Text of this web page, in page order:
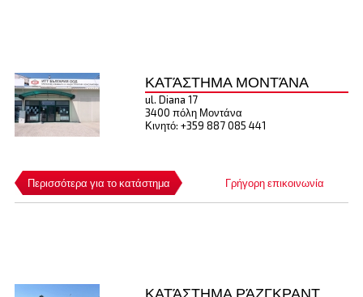
Περισσότερα για το κατάστημα Γρήγορη επικοινωνία
ΚΑΤΆΣΤΗΜΑ ΜΟΝΤΆΝΑ
ul. Diana 17
3400 πόλη Μοντάνα
Κινητό: +359 887 085 441
ΚΑΤΆΣΤΗΜΑ ΡΆΖΓΚΡΑΝΤ